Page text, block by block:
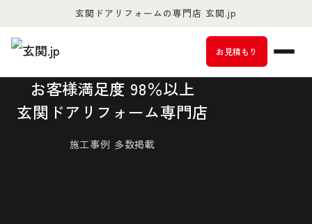
玄関ドアリフォームの専門店 玄関.jp
お見積もり
お客様満足度 98％以上
玄関ドアリフォーム専門店
施工事例 多数掲載
積水ハウス・ヘーベルハウスの 玄関ド
ア交換に対応